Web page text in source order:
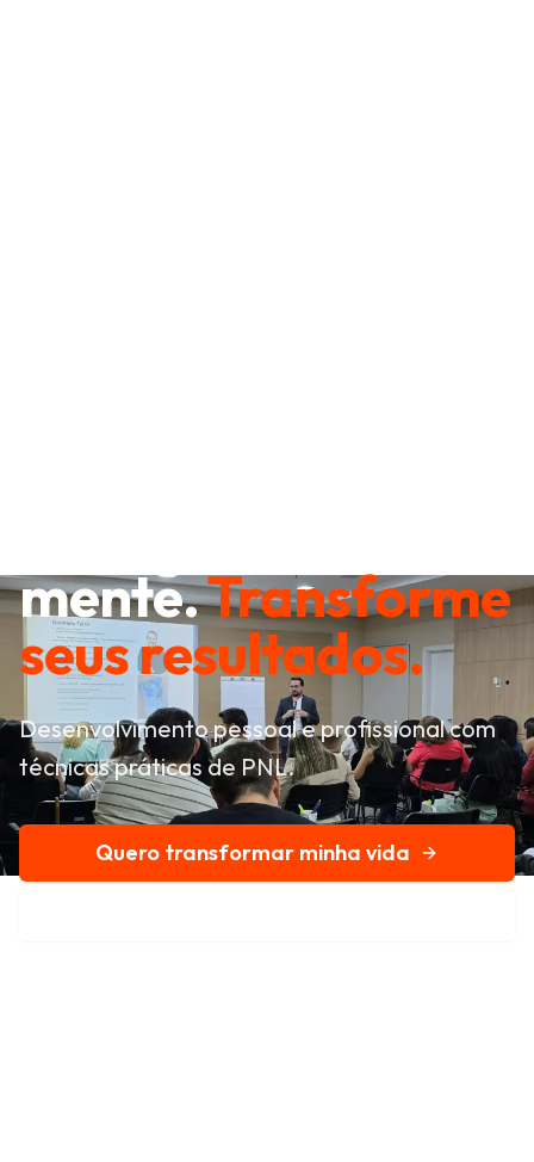
mente.Transforme
seus resultados.
Desenvolvimento pessoal e profissional com
técnicas práticas de PNL.
Quero transformar minha vida